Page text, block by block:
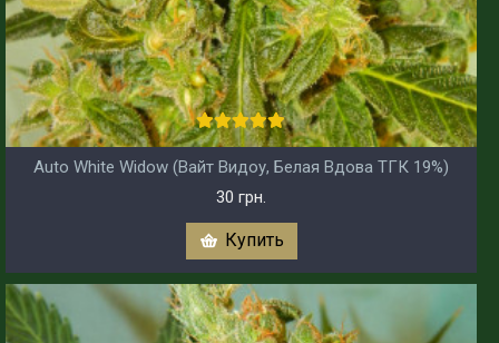
Auto White Widow (Вайт Видоу, Белая Вдова ТГК 19%)
30 грн.
Купить